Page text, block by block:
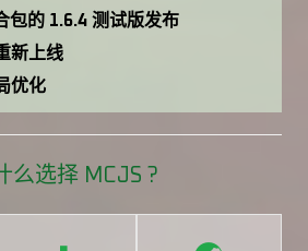
包的 1.6.4 测试版发布
新上线
优化
么选择 MCJS ?